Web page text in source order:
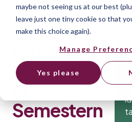
maybe not seeing us at our best
leave just one tiny cookie so that
make this choice again).
Manage
Yes please
Motivationen
Efter
Semestern